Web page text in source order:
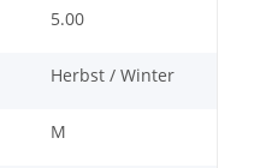
5.00
Herbst / Winter
M